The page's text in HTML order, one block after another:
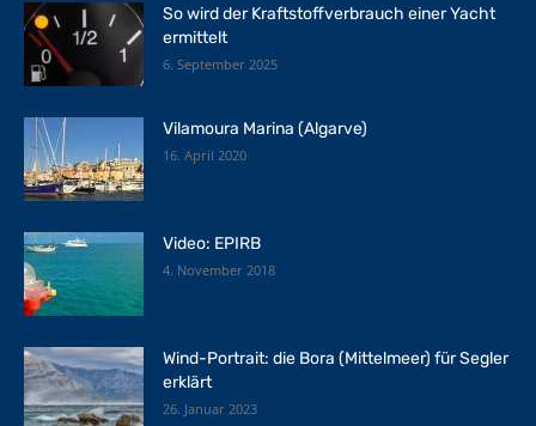
So wird der Kraftstoffverbrauch einer Yacht
ermittelt
6. September 2025
Vilamoura Marina (Algarve)
16. April 2020
Video: EPIRB
4. November 2018
Wind-Portrait: die Bora (Mittelmeer) für Segler
erklärt
26. Januar 2023